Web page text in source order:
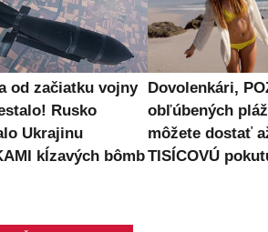
od začiatku vojny
Rusko
Ukrajinu
kĺzavých bômb
Dovolenkári,
obľúbených
môžete dostať
TISÍCOVÚ